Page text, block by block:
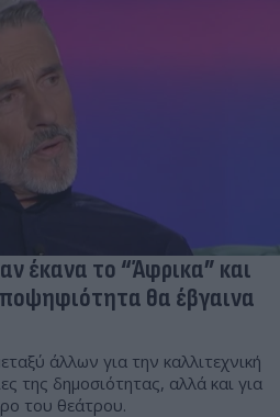
έκανα το “Άφρικα” και
θα έβγαινα
άλλων για την καλλιτεχνική
της δημοσιότητας, αλλά και για
του θεάτρου.